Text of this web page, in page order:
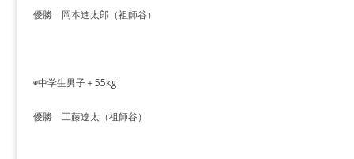
優勝 岡本進太郎（祖師谷）
◉中学生男子＋55kg
優勝 工藤遼太（祖師谷）